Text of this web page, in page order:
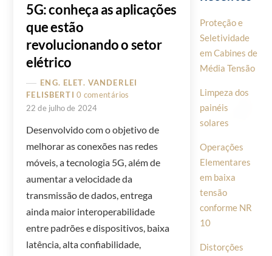
5G: conheça as aplicações
que estão
revolucionando o setor
elétrico
ENG. ELET. VANDERLEI
FELISBERTI 0 comentários
22 de julho de 2024
Desenvolvido com o objetivo de
melhorar as conexões nas redes
móveis, a tecnologia 5G, além de
aumentar a velocidade da
transmissão de dados, entrega
ainda maior interoperabilidade
entre padrões e dispositivos, baixa
latência, alta confiabilidade,
Proteção e
Seletividade
em Cabines de
Média Tensão
Limpeza dos
painéis
solares
Operações
Elementares
em baixa
tensão
conforme NR
10
Distorções